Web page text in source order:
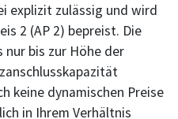
explizit zulässig und wird
2 (AP 2) bepreist. Die
bis zur Höhe der
keine dynamischen Preise
in Ihrem Verhältnis